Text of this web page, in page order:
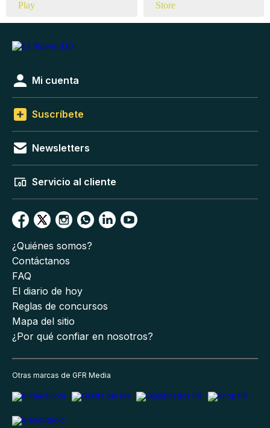
Mi cuenta
Suscríbete
Newsletters
Servicio al cliente
¿Quiénes somos?
Contáctanos
FAQ
El diario de hoy
Reglas de concursos
Mapa del sitio
¿Por qué confiar en nosotros?
Otras marcas de GFR Media